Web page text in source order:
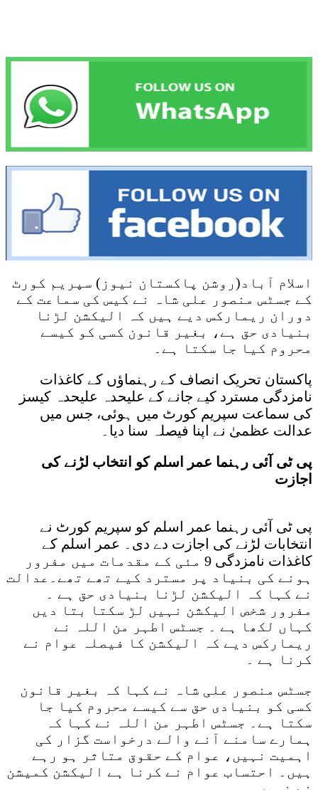
اسلام آباد(روشن پاکستان نیوز) سپریم کورٹ
کے جسٹس منصور علی شاہ نے کیس کی سماعت کے
دوران ریمارکس دیے ہیں کہ الیکشن لڑنا
بنیادی حق ہے، بغیر قانون کسی کو کیسے
محروم کیا جا سکتا ہے۔
پاکستان تحریک انصاف کے رہنماؤں کے کاغذات
نامزدگی مسترد کیے جانے کے علیحدہ علیحدہ کیسز
کی سماعت سپریم کورٹ میں ہوئی، جس میں
عدالت عظمیٰ نے اپنا فیصلہ سنا دیا۔
پی ٹی آئی رہنما عمر اسلم کو انتخاب لڑنے کی
اجازت
پی ٹی آئی رہنما عمر اسلم کو سپریم کورٹ نے
انتخابات لڑنے کی اجازت دے دی۔ عمر اسلم کے
کاغذات نامزدگی 9 مئی کے مقدمات میں مفرور
ہونے کی بنیاد پر مسترد کیے تھے تھے۔عدالت
نے کہا کہ الیکشن لڑنا بنیادی حق ہے ۔
مفرور شخص الیکشن نہیں لڑ سکتا بتا دیں
کہاں لکھا ہے ۔ جسٹس اطہر من اللہ نے
ریمارکس دیے کہ الیکشن کا فیصلہ عوام نے
کرنا ہے ۔
جسٹس منصور علی شاہ نے کہا کہ بغیر قانون
کسی کو بنیادی حق سے کیسے محروم کیا جا
سکتا ہے۔ جسٹس اطہر من اللہ نے کہا کہ
ہمارے سامنے آنے والے درخواست گزار کی
اہمیت نہیں، عوام کے حقوق متاثر ہو رہے
ہیں۔ احتساب عوام نے کرنا ہے الیکشن کمیشن